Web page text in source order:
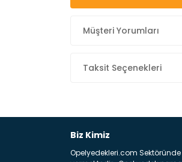
Müşteri Yorumları
Taksit Seçenekleri
Biz Kimiz
Opelyedekleri.com